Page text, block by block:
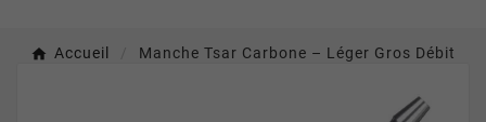
Accueil Manche Tsar Carbone – Léger Gros Débit